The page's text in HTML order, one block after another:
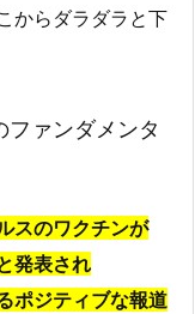
からダラダラと下
ァンダメンタ
スのワクチンが
発表され
ポジティブな報道